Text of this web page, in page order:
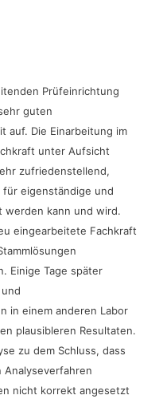
Prüfeinrichtung
guten
auf. Die Einarbeitung im
unter Aufsicht
zufriedenstellend,
für eigenständige und
kann und wird.
eingearbeitete Fachkraft
Einige Tage später
in einem anderen Labor
plausibleren Resultaten.
zu dem Schluss, dass
nicht korrekt angesetzt